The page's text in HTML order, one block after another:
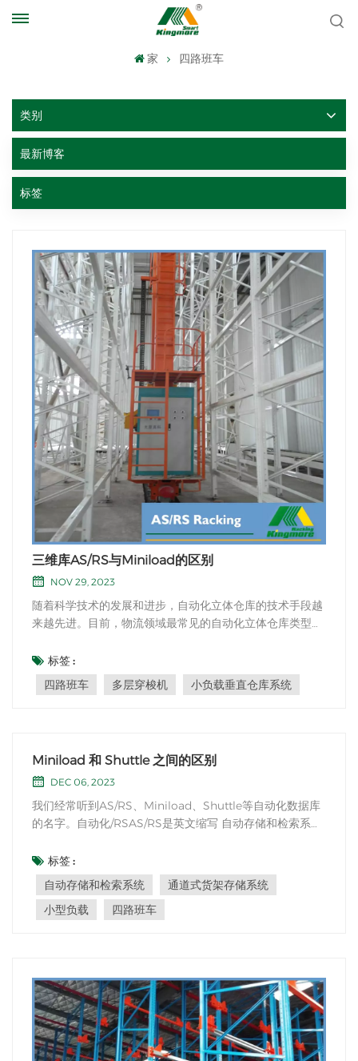
家 四路班车
类别
最新博客
标签
三维库AS/RS与Miniload的区别
NOV 29, 2023
随着科学技术的发展和进步，自动化立体仓库的技术手段越
来越先进。目前，物流领域最常见的自动化立体仓库类型包
AS/RS、Miniload、Shuttle等自动化数据库的名字，但有
些人往往分不清它们，总是感到困惑。 自动化/RS AS/RS实
际上是Automated Storage and Retrieval System...
标签 :
四路班车
多层穿梭机 小负载垂直仓库系统
Miniload 和 Shuttle 之间的区别
DEC 06, 2023
我们经常听到AS/RS、Miniload、Shuttle等自动化数据库
的名字。自动化/RSAS/RS是英文缩写 自动存储和检索系统
自动化立式仓库最常见的货架形式有通道式货架、密集式货
架、旋转式货架等，一般统称或统称。小型负载 小型负
载 是通道式货架存储系统，一般指配...
标签 :
自动存储和检索系统
通道式货架存储系统
小型负载
四路班车